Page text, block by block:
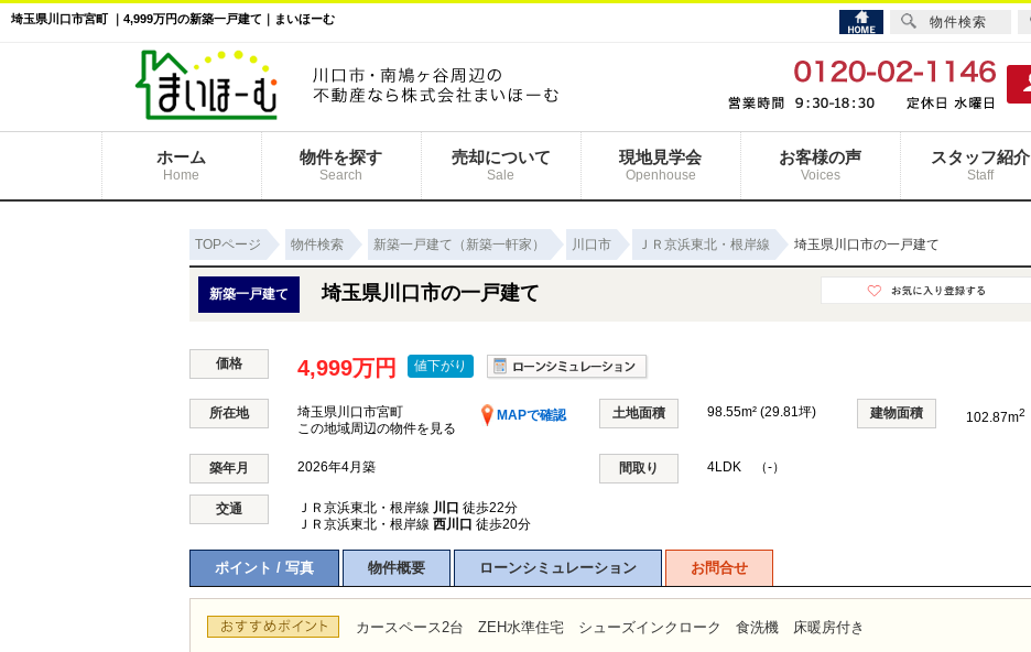
埼玉県川口市宮町 ｜4,999万円の新築一戸建て｜まいほーむ
ホーム
Home
物件を探す
Search
売却について
Sale
現地見学会
Openhouse
お客様の声
Voices
スタッフ紹介
Staff
TOPページ 物件検索 新築一戸建て（新築一軒家） 川口市 ＪＲ京浜東北・根岸線 埼玉県川口市の一戸建て
新築一戸建て 埼玉県川口市の一戸建て
価格 4,999万円 値下がり
所在地 埼玉県川口市宮町
MAPで確認
この地域周辺の物件を見る
土地面積 98.55m² (29.81坪) 建物面積 102.87m2
築年月 2026年4月築 間取り 4LDK （-）
交通 ＪＲ京浜東北・根岸線 川口 徒歩22分
ＪＲ京浜東北・根岸線 西川口 徒歩20分
ポイント / 写真 物件概要 ローンシミュレーション お問合せ
カースペース2台 ZEH水準住宅 シューズインクローク 食洗機 床暖房付き
物件検索